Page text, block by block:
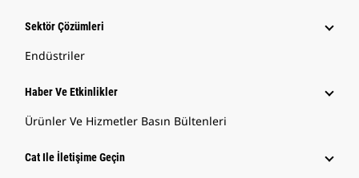
Sektör Çözümleri
Endüstriler
Haber Ve Etkinlikler
Ürünler Ve Hizmetler Basın Bültenleri
Cat Ile İletişime Geçin